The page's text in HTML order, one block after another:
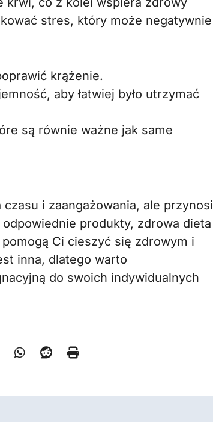
stres, który może negatywnie
krążenie.
aby łatwiej było utrzymać
są równie ważne jak same
i zaangażowania, ale przynosi
produkty, zdrowa dieta
Ci cieszyć się zdrowym i
inna, dlatego warto
do swoich indywidualnych